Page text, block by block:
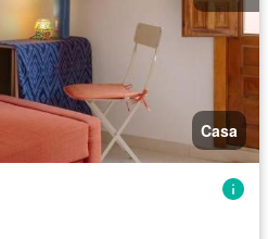
Casa